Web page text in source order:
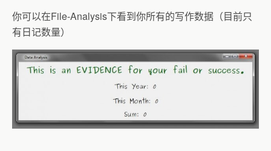
你可以在File-Analysis下看到你所有的写作数据（目前只
有日记数量）